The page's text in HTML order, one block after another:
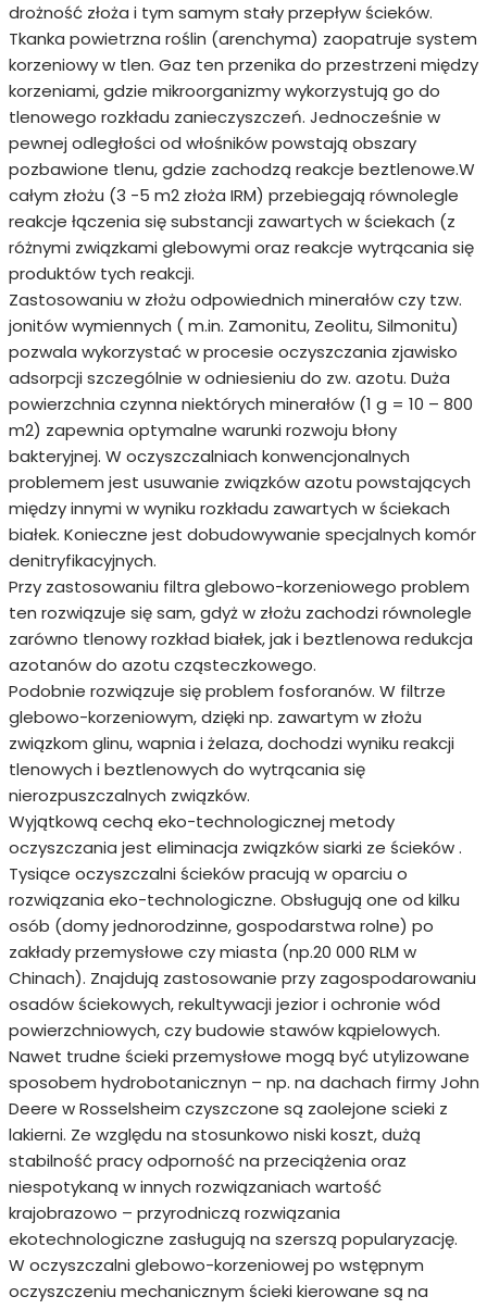
drożność złoża i tym samym stały przepływ ścieków.
Tkanka powietrzna roślin (arenchyma) zaopatruje system
korzeniowy w tlen. Gaz ten przenika do przestrzeni między
korzeniami, gdzie mikroorganizmy wykorzystują go do
tlenowego rozkładu zanieczyszczeń. Jednocześnie w
pewnej odległości od włośników powstają obszary
pozbawione tlenu, gdzie zachodzą reakcje beztlenowe.W
całym złożu (3 -5 m2 złoża IRM) przebiegają równolegle
reakcje łączenia się substancji zawartych w ściekach (z
różnymi związkami glebowymi oraz reakcje wytrącania się
produktów tych reakcji.
Zastosowaniu w złożu odpowiednich minerałów czy tzw.
jonitów wymiennych ( m.in. Zamonitu, Zeolitu, Silmonitu)
pozwala wykorzystać w procesie oczyszczania zjawisko
adsorpcji szczególnie w odniesieniu do zw. azotu. Duża
powierzchnia czynna niektórych minerałów (1 g = 10 – 800
m2) zapewnia optymalne warunki rozwoju błony
bakteryjnej. W oczyszczalniach konwencjonalnych
problemem jest usuwanie związków azotu powstających
między innymi w wyniku rozkładu zawartych w ściekach
białek. Konieczne jest dobudowywanie specjalnych komór
denitryfikacyjnych.
Przy zastosowaniu filtra glebowo-korzeniowego problem
ten rozwiązuje się sam, gdyż w złożu zachodzi równolegle
zarówno tlenowy rozkład białek, jak i beztlenowa redukcja
azotanów do azotu cząsteczkowego.
Podobnie rozwiązuje się problem fosforanów. W filtrze
glebowo-korzeniowym, dzięki np. zawartym w złożu
związkom glinu, wapnia i żelaza, dochodzi wyniku reakcji
tlenowych i beztlenowych do wytrącania się
nierozpuszczalnych związków.
Wyjątkową cechą eko-technologicznej metody
oczyszczania jest eliminacja związków siarki ze ścieków .
Tysiące oczyszczalni ścieków pracują w oparciu o
rozwiązania eko-technologiczne. Obsługują one od kilku
osób (domy jednorodzinne, gospodarstwa rolne) po
zakłady przemysłowe czy miasta (np.20 000 RLM w
Chinach). Znajdują zastosowanie przy zagospodarowaniu
osadów ściekowych, rekultywacji jezior i ochronie wód
powierzchniowych, czy budowie stawów kąpielowych.
Nawet trudne ścieki przemysłowe mogą być utylizowane
sposobem hydrobotanicznyn – np. na dachach firmy John
Deere w Rosselsheim czyszczone są zaolejone scieki z
lakierni. Ze względu na stosunkowo niski koszt, dużą
stabilność pracy odporność na przeciążenia oraz
niespotykaną w innych rozwiązaniach wartość
krajobrazowo – przyrodniczą rozwiązania
ekotechnologiczne zasługują na szerszą popularyzację.
W oczyszczalni glebowo-korzeniowej po wstępnym
oczyszczeniu mechanicznym ścieki kierowane są na